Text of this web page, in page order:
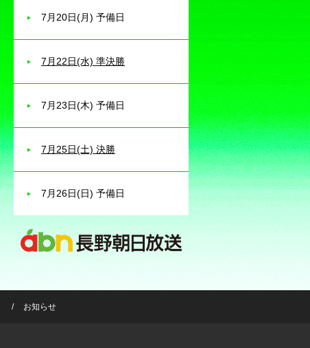
7月20日(月) 予備日
7月22日(水) 準決勝
7月23日(木) 予備日
7月25日(土) 決勝
7月26日(日) 予備日
お知らせ